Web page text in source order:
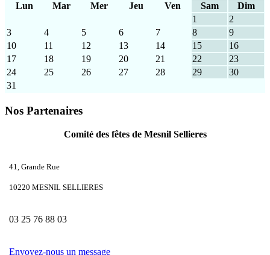
Lun
Mar Mer Jeu Ven Sam
Dim
1
2
3
4 5 6 7 8
9
10
11 12 13 14 15
16
17
18 19 20 21 22
23
24
25 26 27 28 29
30
31
Nos Partenaires
Comité des fêtes de Mesnil Sellieres
41, Grande Rue
10220 MESNIL SELLIERES
03 25 76 88 03
Envoyez-nous un message